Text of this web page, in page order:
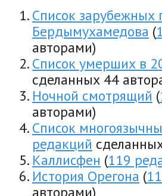
Список зарубежных
Бердымухамедова (
авторами)
Список умерших в
сделанных 44
Ночной смотрящий (
авторами)
Список
редакций
Каллисфен (119
История Орегона (
авторами)